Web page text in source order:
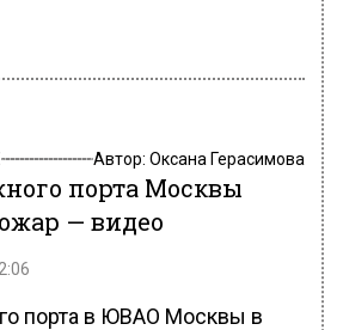
Автор: Оксана Герасимова
порта Москвы
— видео
порта в ЮВАО Москвы в